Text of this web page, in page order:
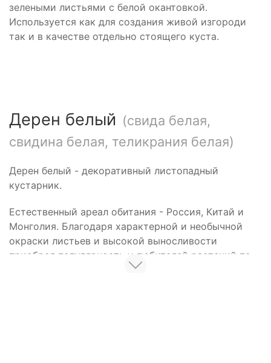
зелеными листьями с белой окантовкой.
Используется как для создания живой изгороди
так и в качестве отдельно стоящего куста.
Дерен белый (свида белая,
свидина белая, теликрания белая)
Дерен белый - декоративный листопадный
кустарник.
Естественный ареал обитания - Россия, Китай и
Монголия. Благодаря характерной и необычной
окраски листьев и высокой выносливости
приобрел популярность у любителей растений по